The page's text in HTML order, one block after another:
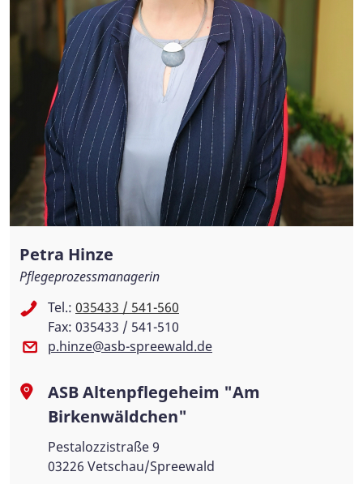
Petra Hinze
Pflegeprozessmanagerin
Tel.: 035433 / 541-560
Fax: 035433 / 541-510
p.hinze@asb-spreewald.de
ASB Altenpflegeheim "Am
Birkenwäldchen"
Pestalozzistraße 9
03226 Vetschau/Spreewald